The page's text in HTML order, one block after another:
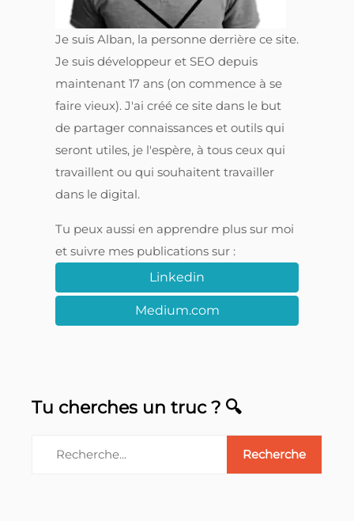
Je suis Alban, la personne derrière ce site.
Je suis développeur et SEO depuis
maintenant 17 ans (on commence à se
faire vieux). J'ai créé ce site dans le but
de partager connaissances et outils qui
seront utiles, je l'espère, à tous ceux qui
travaillent ou qui souhaitent travailler
dans le digital.
Tu peux aussi en apprendre plus sur moi
et suivre mes publications sur :
Linkedin
Medium.com
Tu cherches un truc ? 🔍